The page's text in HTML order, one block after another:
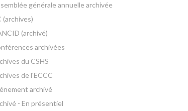
générale annuelle archivée
(archives)
(archivé)
archivées
du CSHS
de l'ECCC
archivé
- En présentiel